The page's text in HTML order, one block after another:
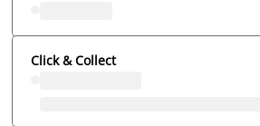
Click & Collect